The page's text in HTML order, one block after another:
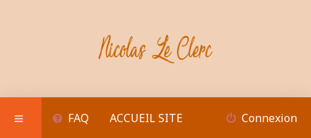
FAQ ACCUEIL SITE Connexion